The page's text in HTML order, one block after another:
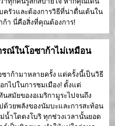
ครัวและต้องการวิธีที่น่าตื่นเต้นใน
ก้า นี่คือสิ่งที่คุณต้องการ!
ณ์ในโอซาก้าไม่เหมือน
ซาก้ามาหลายครั้ง แต่ครั้งนี้เป็นวิธี
กไปในการชมเมือง! ตั้งแต่
นสมัยของอเมริกามูระไปจนถึง
ด้วยพลังของนัมบะและการสะท้อน
น้ำโดตงโบริ ทุกช่วงเวลานั้นยอด